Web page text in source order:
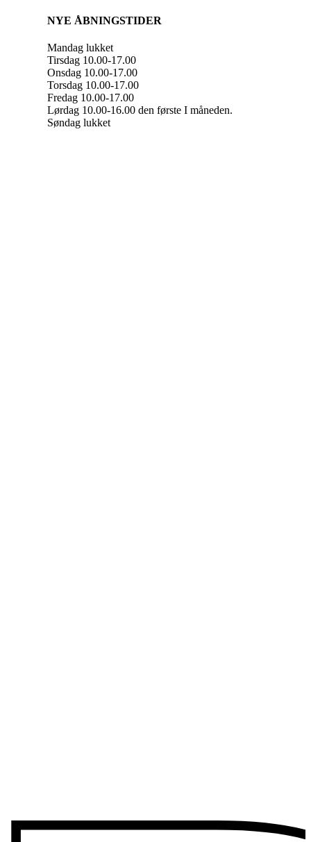
NYE ÅBNINGSTIDER
Mandag lukket
Tirsdag 10.00-17.00
Onsdag 10.00-17.00
Torsdag 10.00-17.00
Fredag 10.00-17.00
Lørdag 10.00-16.00 den første I måneden.
Søndag lukket